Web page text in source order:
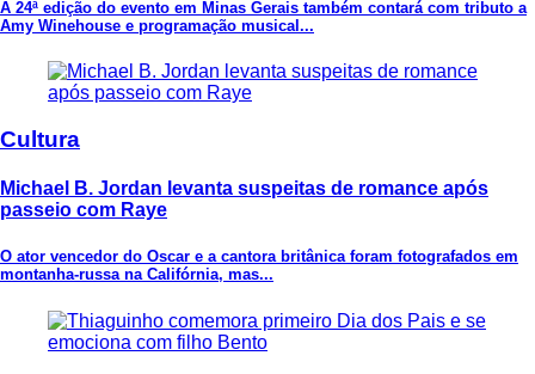
A 24ª edição do evento em Minas Gerais também contará com tributo a
Amy Winehouse e programação musical...
Cultura
Michael B. Jordan levanta suspeitas de romance após
passeio com Raye
O ator vencedor do Oscar e a cantora britânica foram fotografados em
montanha-russa na Califórnia, mas...